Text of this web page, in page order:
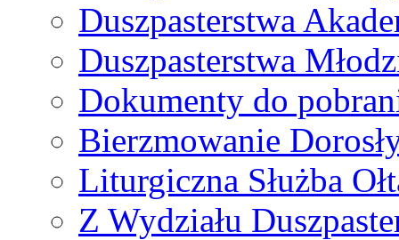
Duszpasterstwa
Duszpasterstwa
Dokumenty do
Bierzmowanie
Liturgiczna Służba
Z Wydziału